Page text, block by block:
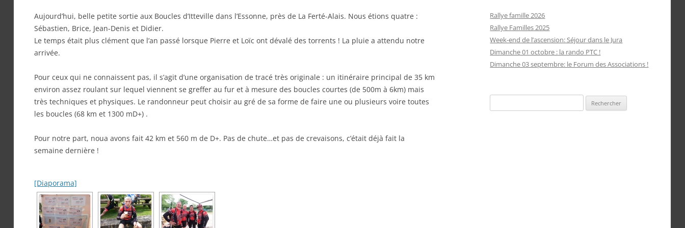
Aujourd’hui, belle petite sortie aux Boucles d’Itteville dans l’Essonne, près de La Ferté-Alais. Nous étions quatre :
Sébastien, Brice, Jean-Denis et Didier.
Le temps était plus clément que l’an passé lorsque Pierre et Loïc ont dévalé des torrents ! La pluie a attendu notre
arrivée.
Pour ceux qui ne connaissent pas, il s’agit d’une organisation de tracé très originale : un itinéraire principal de 35 km
environ assez roulant sur lequel viennent se greffer au fur et à mesure des boucles courtes (de 500m à 6km) mais
très techniques et physiques. Le randonneur peut choisir au gré de sa forme de faire une ou plusieurs voire toutes
les boucles (68 km et 1300 mD+) .
Pour notre part, noua avons fait 42 km et 560 m de D+. Pas de chute…et pas de crevaisons, c’était déjà fait la
semaine dernière !
[Diaporama]
Rallye famille 2026
Rallye Familles 2025
Week-end de l’ascension: Séjour dans le Jura
Dimanche 01 octobre : la rando PTC !
Dimanche 03 septembre: le Forum des Associations !